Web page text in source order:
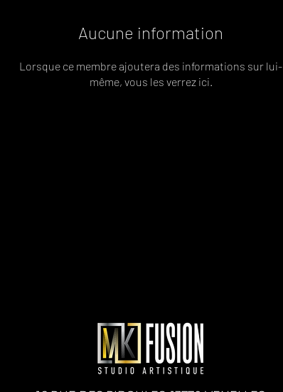
Aucune information
Lorsque ce membre ajoutera des informations sur lui-
même, vous les verrez ici.